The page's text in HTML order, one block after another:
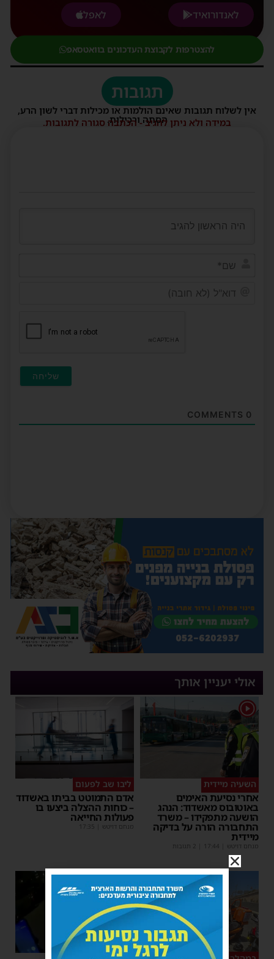
לאנדורואיד
לאפל
להצטרפות לקבוצת העדכונים בוואטסאפ
תגובות
אין לשלוח תגובות שאינם הולמות או מכילות דברי לשון הרע,
הסתה ורכילות.
במידה ולא ניתן להגיב - הכתבה סגורה לתגובות.
0
אולי יעניין אותך
1
השעיה מיידית
אחרי נסיעת האימים
באוטובוס מאשדוד: הנהג
הושעה מתפקידו – משרד
התחבורה הורה על בדיקה
מיידית
מנחם דויטש 17:44
ליבו שב לפעום
אדם התמוטט בביתו באשדוד
– כוחות ההצלה ביצעו בו
פעולות החייאה
מנחם דויטש 17:35
1